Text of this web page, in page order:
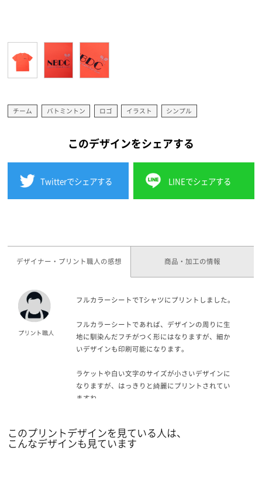
チーム バトミントン ロゴ イラスト シンプル
このデザインをシェアする
Twitterでシェアする LINEでシェアする
デザイナー・プリント職人の感想 商品・加工の情報
フルカラーシートでTシャツにプリントしました。
フルカラーシートであれば、デザインの周りに生
地に馴染んだフチがつく形にはなりますが、細か
いデザインも印刷可能になります。
ラケットや白い文字のサイズが小さいデザインに
なりますが、はっきりと綺麗にプリントされてい
ますね。
すめのプリント方法です。
このプリントデザインを見ている人は、
こんなデザインも見ています